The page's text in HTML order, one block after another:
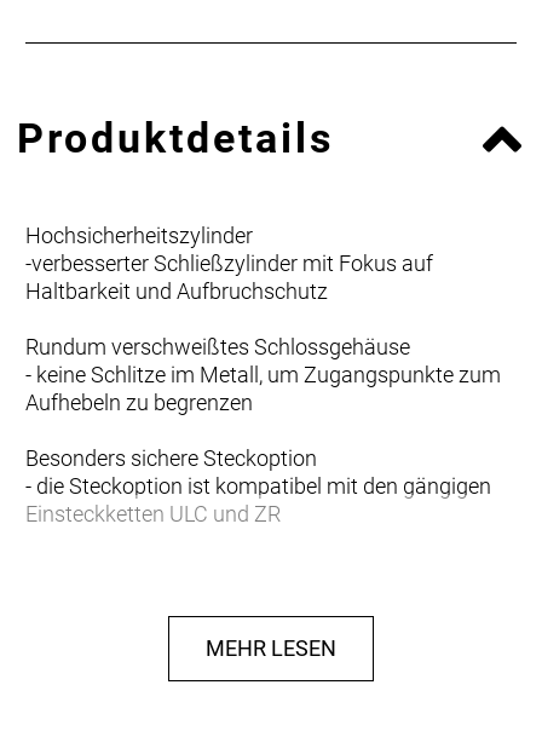
Produktdetails
Hochsicherheitszylinder
-verbesserter Schließzylinder mit Fokus auf
Haltbarkeit und Aufbruchschutz
Rundum verschweißtes Schlossgehäuse
- keine Schlitze im Metall, um Zugangspunkte zum
Aufhebeln zu begrenzen
Besonders sichere Steckoption
- die Steckoption ist kompatibel mit den gängigen
Einsteckketten ULC und ZR
MEHR LESEN